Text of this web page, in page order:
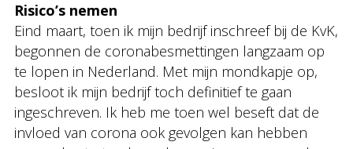
Risico’s nemen
Eind maart, toen ik mijn bedrijf inschreef bij de KvK,
begonnen de coronabesmettingen langzaam op
te lopen in Nederland. Met mijn mondkapje op,
besloot ik mijn bedrijf toch definitief te gaan
ingeschreven. Ik heb me toen wel beseft dat de
invloed van corona ook gevolgen kan hebben